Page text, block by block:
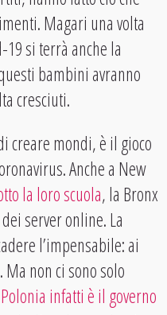
Magari una volta
19 si terrà anche la
bambini avranno
cresciuti.
creare mondi, è il gioco
Anche a New
la loro scuola, la Bronx
server online. La
l’impensabile: ai
Ma non ci sono solo
infatti è il governo